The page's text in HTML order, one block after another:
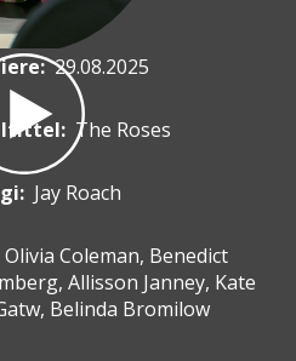
: 29.08.2025
The Roses
Jay Roach
Olivia Coleman, Benedict
Allisson Janney, Kate
Belinda Bromilow